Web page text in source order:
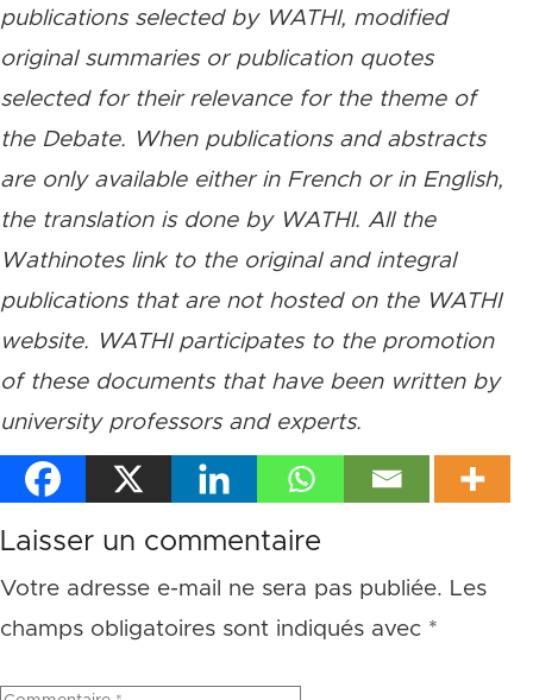
publications selected by WATHI, modified
original summaries or publication quotes
selected for their relevance for the theme of
the Debate. When publications and abstracts
are only available either in French or in English,
the translation is done by WATHI. All the
Wathinotes link to the original and integral
publications that are not hosted on the WATHI
website. WATHI participates to the promotion
of these documents that have been written by
university professors and experts.
Laisser un commentaire
Votre adresse e-mail ne sera pas publiée. Les
champs obligatoires sont indiqués avec *